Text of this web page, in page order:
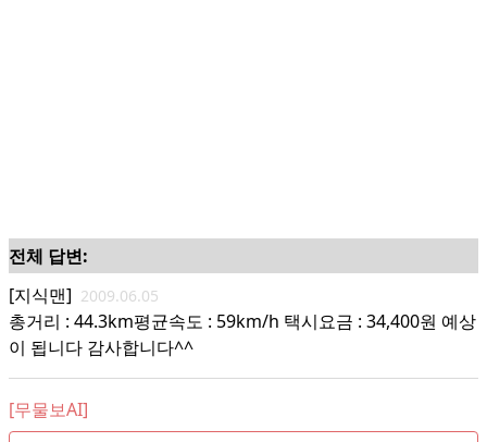
전체 답변:
[지식맨] 2009.06.05
총거리 : 44.3km평균속도 : 59km/h 택시요금 : 34,400원 예상
이 됩니다 감사합니다^^
[무물보AI]